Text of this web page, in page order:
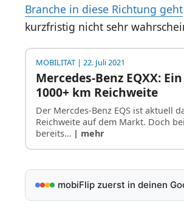
Branche in diese Richtung geht
kurzfristig nicht sehr
MOBILITÄT| 22. Juli 2021
Mercedes-Benz EQXX:
1000+ km Reichweite
Der Mercdes-Benz EQS ist aktuell
Reichweite auf dem Markt. Doch
bereits… | mehr
mobiFlip zuerst in deinen